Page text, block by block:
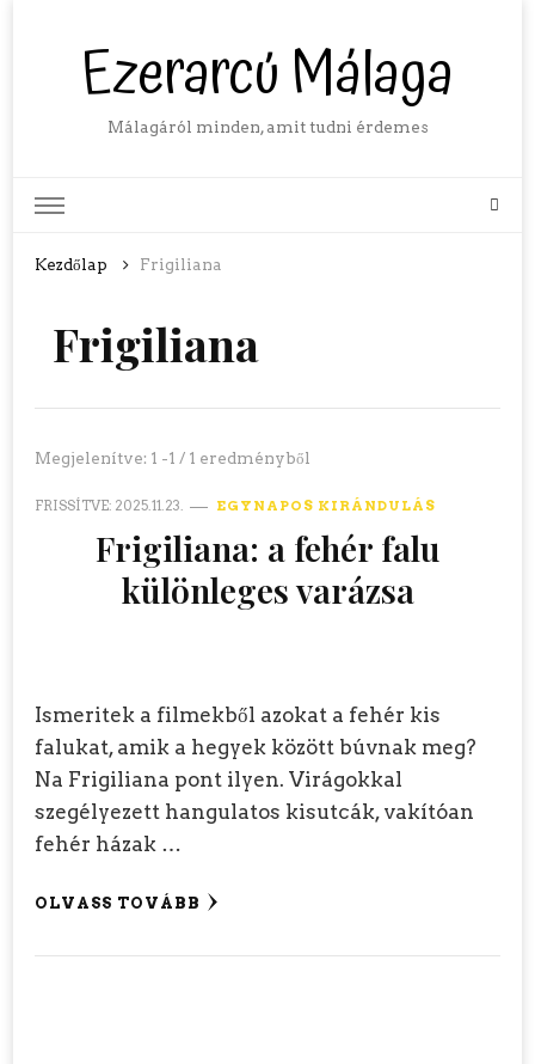
Ezerarcú Málaga
Málagáról minden, amit tudni érdemes
Kezdőlap Frigiliana
Frigiliana
Megjelenítve: 1 -1 / 1 eredményből
FRISSÍTVE: 2025.11.23. EGYNAPOS KIRÁNDULÁS
Frigiliana: a fehér falu
különleges varázsa
Ismeritek a filmekből azokat a fehér kis
falukat, amik a hegyek között búvnak meg?
Na Frigiliana pont ilyen. Virágokkal
szegélyezett hangulatos kisutcák, vakítóan
fehér házak …
OLVASS TOVÁBB